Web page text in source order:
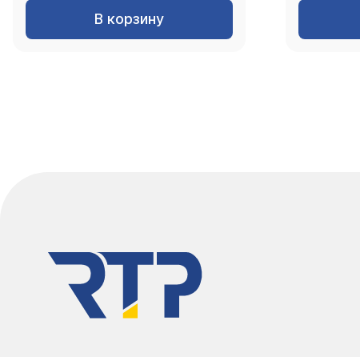
В корзину